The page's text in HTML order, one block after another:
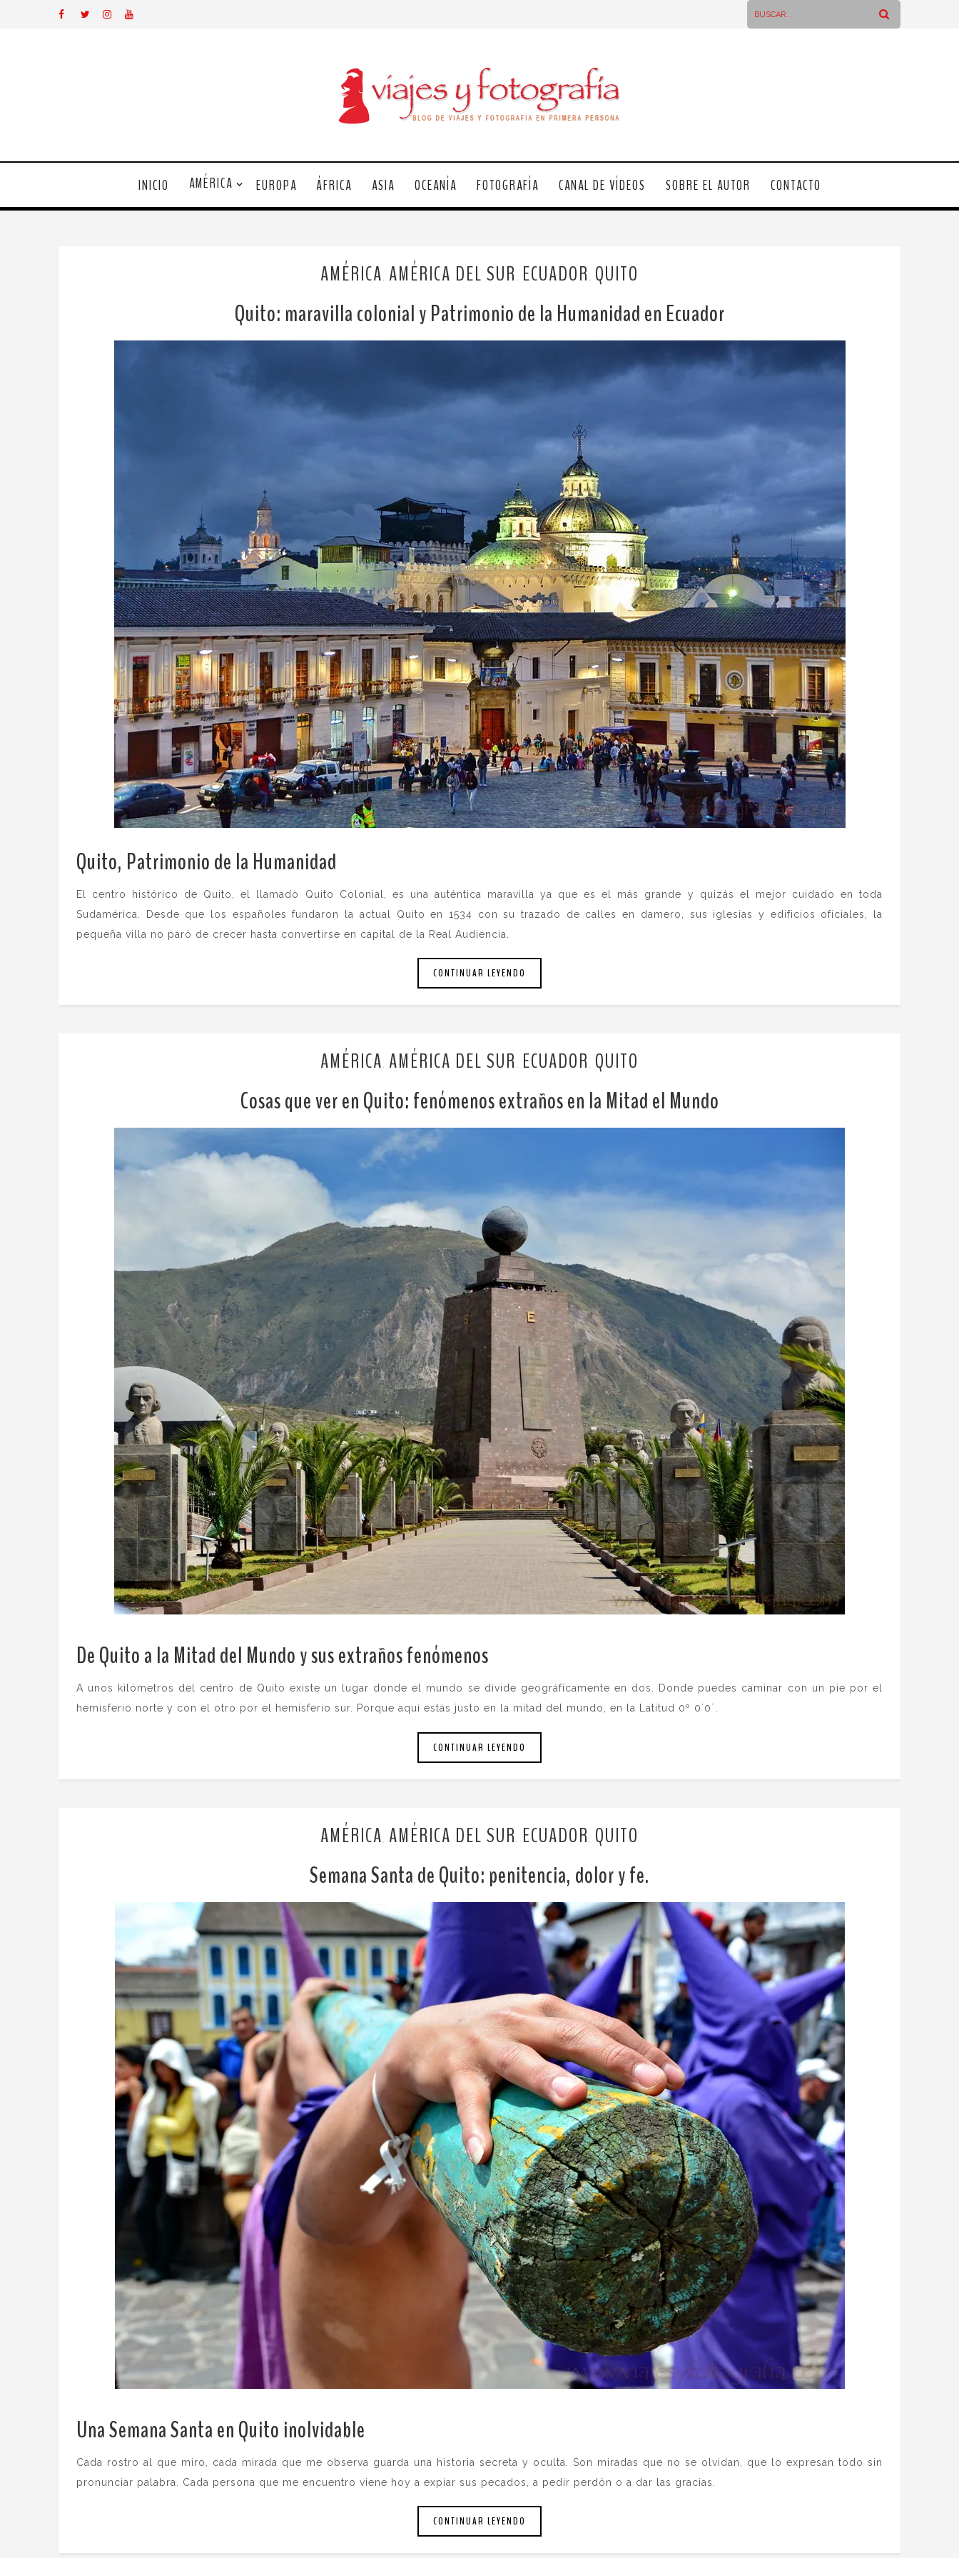
INICIO AMÉRICA EUROPA ÁFRICA ASIA OCEANÍA FOTOGRAFÍA CANAL DE VÍDEOS SOBRE EL AUTOR CONTACTO
AMÉRICA AMÉRICA DEL SUR ECUADOR QUITO
Quito: maravilla colonial y Patrimonio de la Humanidad en Ecuador
Quito, Patrimonio de la Humanidad
El centro histórico de Quito, el llamado Quito Colonial, es una auténtica maravilla ya que es el más grande y quizás el mejor cuidado en toda
Sudamérica. Desde que los españoles fundaron la actual Quito en 1534 con su trazado de calles en damero, sus iglesias y edificios oficiales, la
pequeña villa no paró de crecer hasta convertirse en capital de la Real Audiencia.
CONTINUAR LEYENDO
AMÉRICA, AMÉRICA DEL SUR , ECUADOR , QUITO
Cosas que ver en Quito: fenómenos extraños en la Mitad el Mundo
De Quito a la Mitad del Mundo y sus extraños fenómenos
A unos kilómetros del centro de Quito existe un lugar donde el mundo se divide geográficamente en dos. Donde puedes caminar con un pie por el
hemisferio norte y con el otro por el hemisferio sur. Porque aquí estás justo en la mitad del mundo, en la Latitud 0º 0´0¨.
CONTINUAR LEYENDO
AMÉRICA AMÉRICA DEL SUR ECUADOR QUITO
Semana Santa de Quito: penitencia, dolor y fe.
Una Semana Santa en Quito inolvidable
Cada rostro al que miro, cada mirada que me observa guarda una historia secreta y oculta. Son miradas que no se olvidan, que lo expresan todo sin
pronunciar palabra. Cada persona que me encuentro viene hoy a expiar sus pecados, a pedir perdón o a dar las gracias.
CONTINUAR LEYENDO